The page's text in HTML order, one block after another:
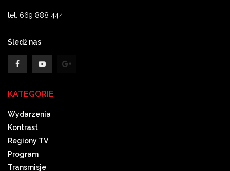
tel: 669 888 444
Śledź nas
KATEGORIE
Wydarzenia
Kontrast
Regiony TV
Program
Transmisje